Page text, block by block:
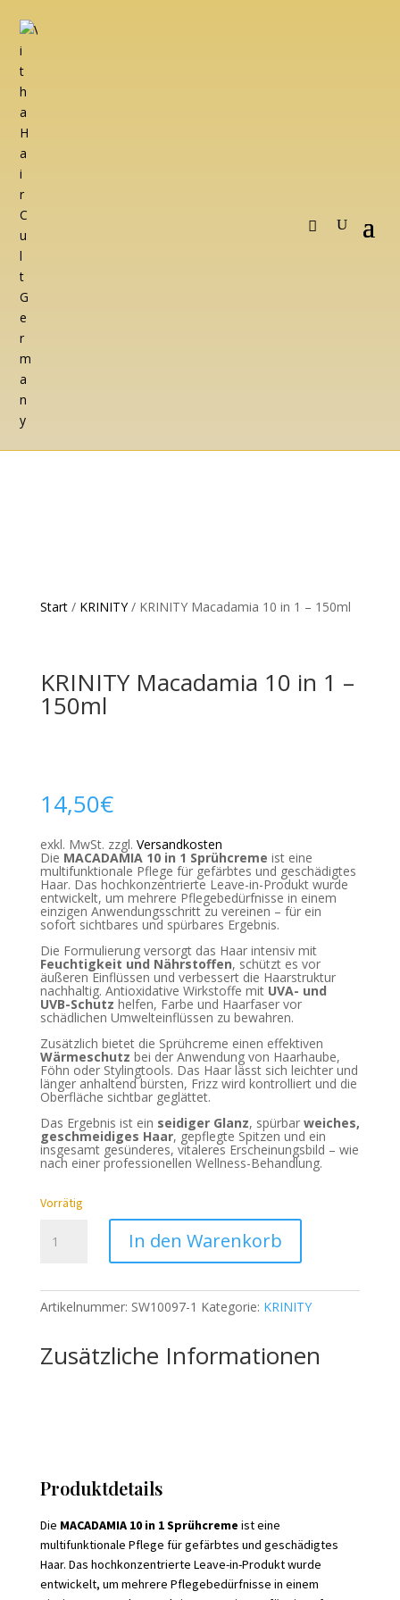
Start/ KRINITY/ KRINITY Macadamia 10 in 1 – 150ml
KRINITY Macadamia 10 in 1 –
150ml
14,50€
exkl. MwSt. zzgl. Versandkosten
Die MACADAMIA 10 in 1 Sprühcreme ist eine
multifunktionale Pflege für gefärbtes und geschädigtes
Haar. Das hochkonzentrierte Leave-in-Produkt wurde
entwickelt, um mehrere Pflegebedürfnisse in einem
einzigen Anwendungsschritt zu vereinen – für ein
sofort sichtbares und spürbares Ergebnis.
Die Formulierung versorgt das Haar intensiv mit
Feuchtigkeit und Nährstoffen, schützt es vor
äußeren Einflüssen und verbessert die Haarstruktur
nachhaltig. Antioxidative Wirkstoffe mit UVA- und
UVB-Schutz helfen, Farbe und Haarfaser vor
schädlichen Umwelteinflüssen zu bewahren.
Zusätzlich bietet die Sprühcreme einen effektiven
Wärmeschutz bei der Anwendung von Haarhaube,
Föhn oder Stylingtools. Das Haar lässt sich leichter und
länger anhaltend bürsten, Frizz wird kontrolliert und die
Oberfläche sichtbar geglättet.
Das Ergebnis ist ein seidiger Glanz, spürbar weiches,
geschmeidiges Haar, gepflegte Spitzen und ein
insgesamt gesünderes, vitaleres Erscheinungsbild – wie
nach einer professionellen Wellness-Behandlung.
Vorrätig
Macadamia
in
1
150ml
In den Warenkorb
Artikelnummer: SW10097-1 Kategorie: KRINITY
Zusätzliche Informationen
Produktdetails
Die MACADAMIA 10 in 1 Sprühcreme ist eine
multifunktionale Pflege für gefärbtes und geschädigtes
Haar. Das hochkonzentrierte Leave-in-Produkt wurde
entwickelt, um mehrere Pflegebedürfnisse in einem